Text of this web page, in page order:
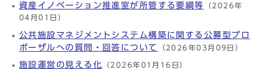
資産イノベーション推進室が所管する要綱等 （2026年
04月01日）
公共施設マネジメントシステム構築に関する公募型プロ
ポーザルへの質問・回答について
（2026年03月09日）
施設運営の見える化 （2026年01月16日）